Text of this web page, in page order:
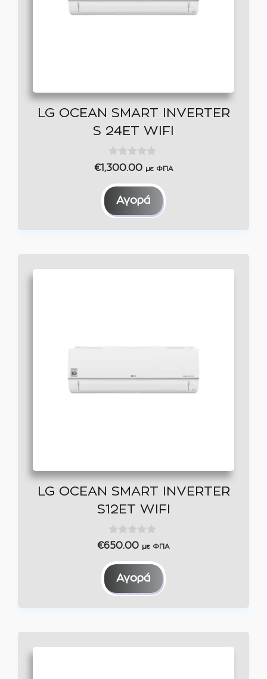
LG OCEAN SMART INVERTER
S 24ET WIFI
0
o
u
t
5
€1,300.00 με ΦΠΑ
Αγορά
LG OCEAN SMART INVERTER
S12ET WIFI
0
o
u
t
5
€650.00 με ΦΠΑ
Αγορά